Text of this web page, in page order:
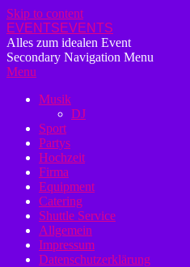
Skip to content
EVENTSEVENTS
Alles zum idealen Event
Secondary Navigation Menu
Menu
Musik
DJ
Sport
Partys
Hochzeit
Firma
Equipment
Catering
Shuttle Service
Allgemein
Impressum
Datenschutzerklärung